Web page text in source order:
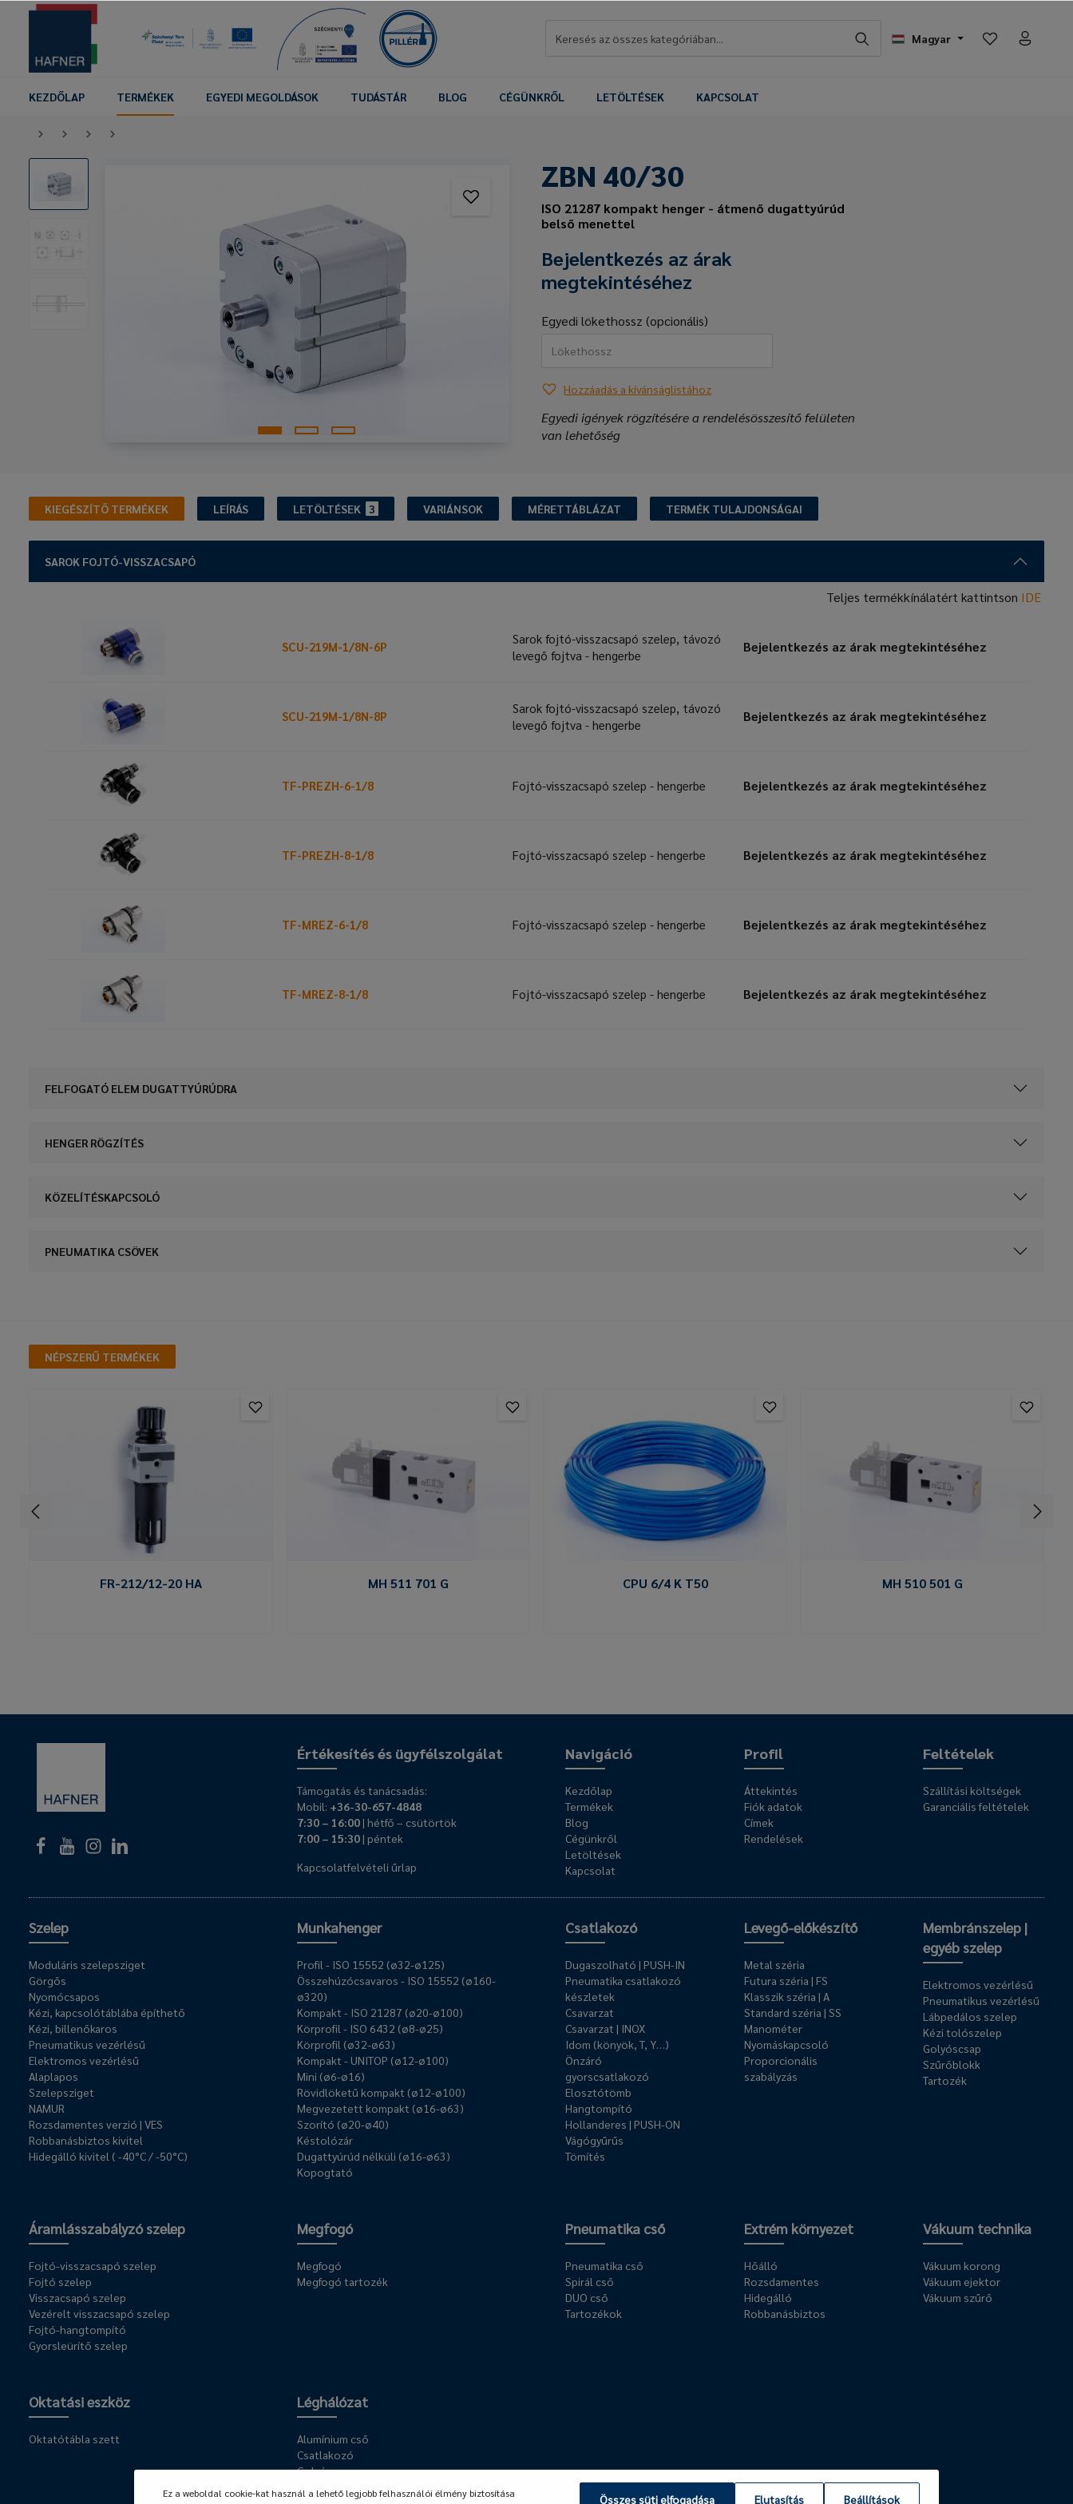
Magyar
KEZDŐLAP TERMÉKEK EGYEDI MEGOLDÁSOK TUDÁSTÁR BLOG CÉGÜNKRŐL LETÖLTÉSEK KAPCSOLAT
ZBN 40/30
ISO 21287 kompakt henger - átmenő dugattyúrúd
belső menettel
Bejelentkezés az árak
megtekintéséhez
Egyedi lökethossz (opcionális)
Hozzáadás a kívánságlistához
Egyedi igények rögzítésére a rendelésösszesítő felületen
van lehetőség
KIEGÉSZÍTŐ TERMÉKEK LEÍRÁS LETÖLTÉSEK 3 VARIÁNSOK MÉRETTÁBLÁZAT TERMÉK TULAJDONSÁGAI
SAROK FOJTÓ-VISSZACSAPÓ
Teljes termékkínálatért kattintson IDE
SCU-219M-1/8N-6P
Sarok fojtó-visszacsapó szelep, távozó
levegő fojtva - hengerbe
Bejelentkezés az árak megtekintéséhez
SCU-219M-1/8N-8P
Sarok fojtó-visszacsapó szelep, távozó
levegő fojtva - hengerbe
Bejelentkezés az árak megtekintéséhez
TF-PREZH-6-1/8 Fojtó-visszacsapó szelep - hengerbe Bejelentkezés az árak megtekintéséhez
TF-PREZH-8-1/8 Fojtó-visszacsapó szelep - hengerbe Bejelentkezés az árak megtekintéséhez
TF-MREZ-6-1/8 Fojtó-visszacsapó szelep - hengerbe Bejelentkezés az árak megtekintéséhez
TF-MREZ-8-1/8 Fojtó-visszacsapó szelep - hengerbe Bejelentkezés az árak megtekintéséhez
FELFOGATÓ ELEM DUGATTYÚRÚDRA
HENGER RÖGZÍTÉS
KÖZELÍTÉSKAPCSOLÓ
PNEUMATIKA CSÖVEK
NÉPSZERŰ TERMÉKEK
FR-212/12-20 HA MH 511 701 G CPU 6/4 K T50 MH 510 501 G
Navigáció
Kezdőlap
Termékek
Blog
Cégünkről
Letöltések
Kapcsolat
Profil
Áttekintés
Fiók adatok
Címek
Rendelések
Feltételek
Szállítási költségek
Garanciális feltételek
Értékesítés és ügyfélszolgálat
Támogatás és tanácsadás:
Mobil: +36-30-657-4848
7:30 – 16:00| hétfő – csütörtök
7:00 – 15:30| péntek
Kapcsolatfelvételi űrlap
Szelep
Moduláris szelepsziget
Görgős
Nyomócsapos
Kézi, kapcsolótáblába építhető
Kézi, billenőkaros
Pneumatikus vezérlésű
Elektromos vezérlésű
Alaplapos
Szelepsziget
NAMUR
Rozsdamentes verzió | VES
Robbanásbiztos kivitel
Hidegálló kivitel ( -40°C / -50°C)
Munkahenger
Profil - ISO 15552 (ø32-ø125)
Összehúzócsavaros - ISO 15552 (ø160-
ø320)
Kompakt - ISO 21287 (ø20-ø100)
Körprofil - ISO 6432 (ø8-ø25)
Körprofil (ø32-ø63)
Kompakt - UNITOP (ø12-ø100)
Mini (ø6-ø16)
Rövidlöketű kompakt (ø12-ø100)
Megvezetett kompakt (ø16-ø63)
Szorító (ø20-ø40)
Késtolózár
Dugattyúrúd nélküli (ø16-ø63)
Kopogtató
Csatlakozó
Dugaszolható | PUSH-IN
Pneumatika csatlakozó
készletek
Csavarzat
Csavarzat | INOX
Idom (könyök, T, Y…)
Önzáró
gyorscsatlakozó
Elosztótömb
Hangtompító
Hollanderes | PUSH-ON
Vágógyűrűs
Tömítés
Levegő-előkészítő
Metal széria
Futura széria | FS
Klasszik széria | A
Standard széria | SS
Manométer
Nyomáskapcsoló
Proporcionális
szabályzás
Membránszelep |
egyéb szelep
Elektromos vezérlésű
Pneumatikus vezérlésű
Lábpedálos szelep
Kézi tolószelep
Golyóscsap
Szűrőblokk
Tartozék
Áramlásszabályzó szelep
Fojtó-visszacsapó szelep
Fojtó szelep
Visszacsapó szelep
Vezérelt visszacsapó szelep
Fojtó-hangtompító
Gyorsleürítő szelep
Megfogó
Megfogó
Megfogó tartozék
Pneumatika cső
Pneumatika cső
Spirál cső
DUO cső
Tartozékok
Extrém környezet
Hőálló
Rozsdamentes
Hidegálló
Robbanásbiztos
Vákuum technika
Vákuum korong
Vákuum ejektor
Vákuum szűrő
Oktatási eszköz
Oktatótábla szett
Léghálózat
Alumínium cső
Csatlakozó
Golyóscsap
Ez a weboldal cookie-kat használ a lehető legjobb felhasználói élmény biztosítása
Összes süti elfogadása Elutasítás Beállítások